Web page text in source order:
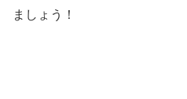
ましょう！